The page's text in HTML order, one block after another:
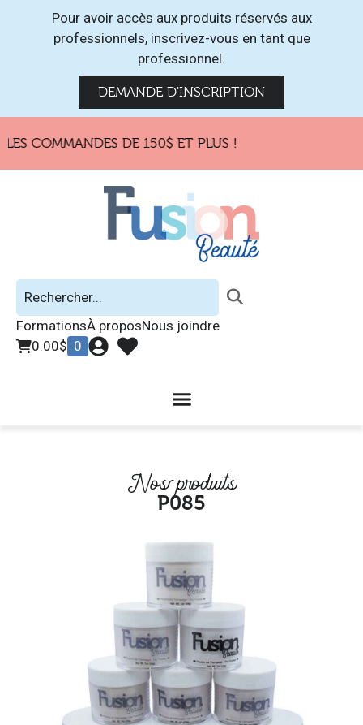
Pour avoir accès aux produits réservés aux
professionnels, inscrivez-vous en tant que
professionnel.
DEMANDE D'INSCRIPTION
COMMANDES DE 150$ ET PLUS !
FormationsÀ proposNous joindre
0.00$ 0
Nos produits
P085